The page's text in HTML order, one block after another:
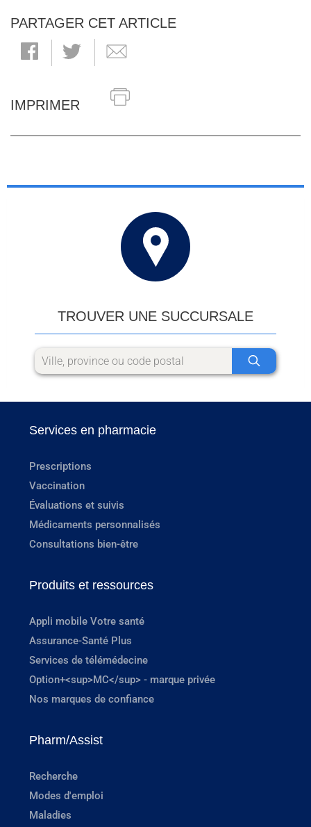
PARTAGER CET ARTICLE
IMPRIMER
TROUVER UNE SUCCURSALE
Services en pharmacie
Prescriptions
Vaccination
Évaluations et suivis
Médicaments personnalisés
Consultations bien-être
Produits et ressources
Appli mobile Votre santé
Assurance-Santé Plus
Services de télémédecine
Option+<sup>MC</sup> - marque privée
Nos marques de confiance
Pharm/Assist
Recherche
Modes d'emploi
Maladies